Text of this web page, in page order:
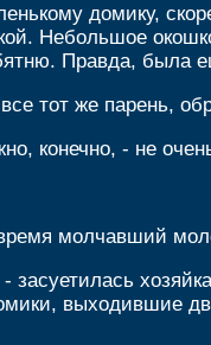
домику,
Небольшое
Правда, была
тот же парень,
конечно, - не
молчавший
засуетилась
выходившие